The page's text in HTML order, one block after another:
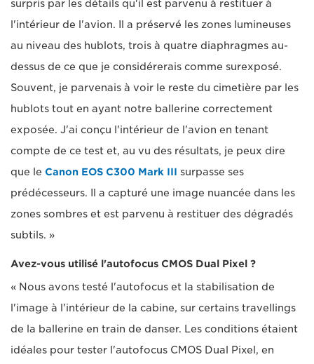
surpris par les détails qu'il est parvenu à restituer à
l'intérieur de l'avion. Il a préservé les zones lumineuses
au niveau des hublots, trois à quatre diaphragmes au-
dessus de ce que je considérerais comme surexposé.
Souvent, je parvenais à voir le reste du cimetière par les
hublots tout en ayant notre ballerine correctement
exposée. J'ai conçu l'intérieur de l'avion en tenant
compte de ce test et, au vu des résultats, je peux dire
que le Canon EOS C300 Mark III surpasse ses
prédécesseurs. Il a capturé une image nuancée dans les
zones sombres et est parvenu à restituer des dégradés
subtils. »
Avez-vous utilisé l'autofocus CMOS Dual Pixel ?
« Nous avons testé l'autofocus et la stabilisation de
l'image à l'intérieur de la cabine, sur certains travellings
de la ballerine en train de danser. Les conditions étaient
idéales pour tester l'autofocus CMOS Dual Pixel, en